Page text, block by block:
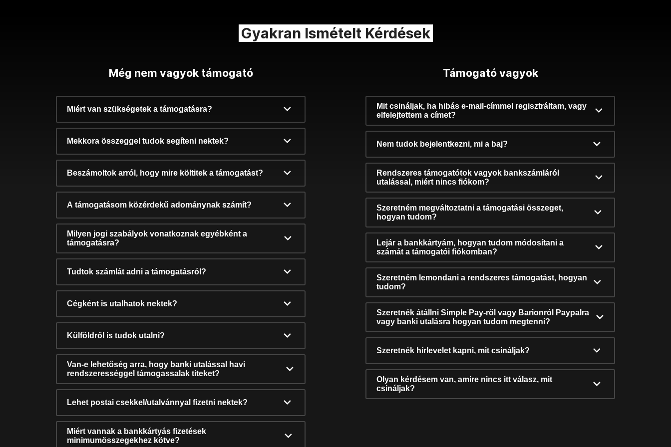
Gyakran Ismételt Kérdések
Még nem vagyok támogató
Miért van szükségetek a támogatásra?
Mekkora összeggel tudok segíteni nektek?
Beszámoltok arról, hogy mire költitek a támogatást?
A támogatásom közérdekű adománynak számít?
Milyen jogi szabályok vonatkoznak egyébként a
támogatásra?
Tudtok számlát adni a támogatásról?
Cégként is utalhatok nektek?
Külföldről is tudok utalni?
Van-e lehetőség arra, hogy banki utalással havi
rendszerességgel támogassalak titeket?
Lehet postai csekkel/utalvánnyal fizetni nektek?
Miért vannak a bankkártyás fizetések
minimumösszegekhez kötve?
Támogató vagyok
Mit csináljak, ha hibás e-mail-címmel regisztráltam, vagy
elfelejtettem a címet?
Nem tudok bejelentkezni, mi a baj?
Rendszeres támogatótok vagyok bankszámláról
utalással, miért nincs fiókom?
Szeretném megváltoztatni a támogatási összeget,
hogyan tudom?
Lejár a bankkártyám, hogyan tudom módosítani a
számát a támogatói fiókomban?
Szeretném lemondani a rendszeres támogatást, hogyan
tudom?
Szeretnék átállni Simple Pay-ről vagy Barionról Paypalra
vagy banki utalásra hogyan tudom megtenni?
Szeretnék hírlevelet kapni, mit csináljak?
Olyan kérdésem van, amire nincs itt válasz, mit
csináljak?